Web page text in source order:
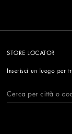
STORE LOCATOR
Inserisci un luogo per